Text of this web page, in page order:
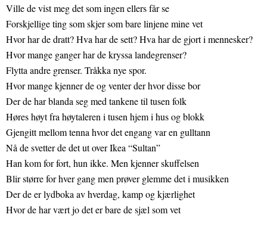
Ville de vist meg det som ingen ellers får se
Forskjellige ting som skjer som bare linjene mine vet
Hvor har de dratt? Hva har de sett? Hva har de gjort i mennesker?
Hvor mange ganger har de kryssa landegrenser?
Flytta andre grenser. Tråkka nye spor.
Hvor mange kjenner de og venter der hvor disse bor
Der de har blanda seg med tankene til tusen folk
Høres høyt fra høytaleren i tusen hjem i hus og blokk
Gjengitt mellom tenna hvor det engang var en gulltann
Nå de svetter de det ut over Ikea “Sultan”
Han kom for fort, hun ikke. Men kjenner skuffelsen
Blir større for hver gang men prøver glemme det i musikken
Der de er lydboka av hverdag, kamp og kjærlighet
Hvor de har vært jo det er bare de sjæl som vet